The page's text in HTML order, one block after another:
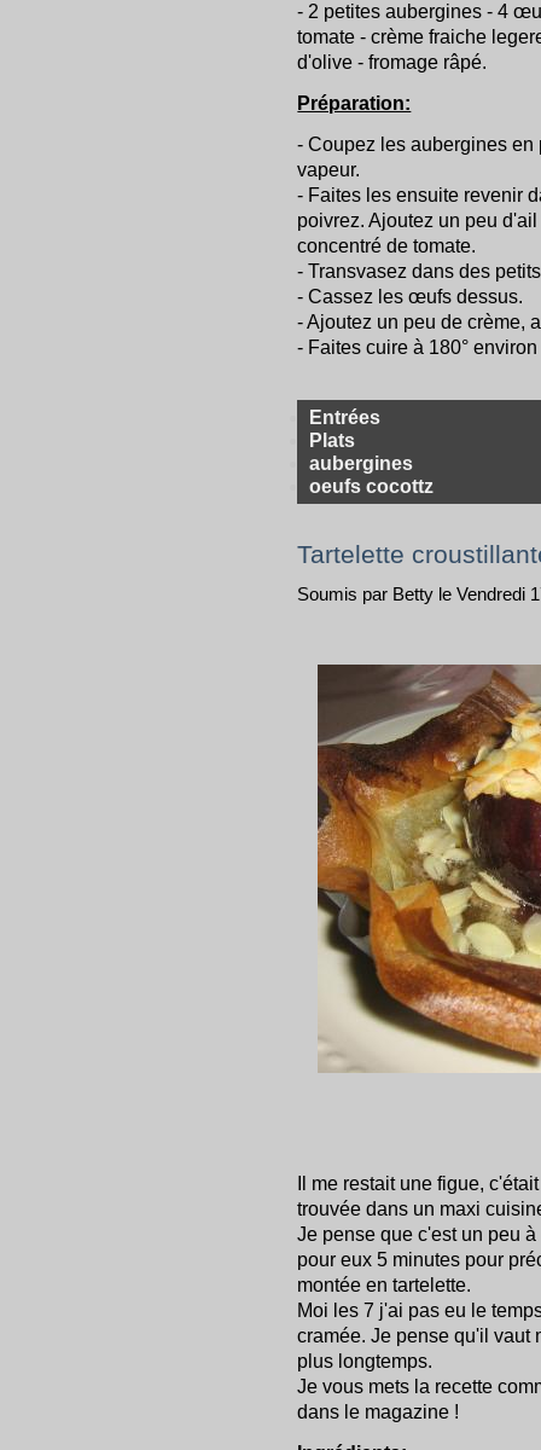
- 2 petites aubergines - 4
tomate - crème fraiche
d'olive - fromage râpé.
Préparation:
- Coupez les aubergines
vapeur.
- Faites les ensuite revenir
poivrez. Ajoutez un peu
concentré de tomate.
- Transvasez dans des
- Cassez les œufs dessus.
- Ajoutez un peu de crème,
- Faites cuire à 180°
Entrées
Plats
aubergines
oeufs cocottz
Tartelette
Soumis par Betty le Vendredi
Il me restait une figue,
trouvée dans un maxi
Je pense que c'est un peu
pour eux 5 minutes pour
montée en tartelette.
Moi les 7 j'ai pas eu le
cramée. Je pense qu'il vaut
plus longtemps.
Je vous mets la recette
dans le magazine !